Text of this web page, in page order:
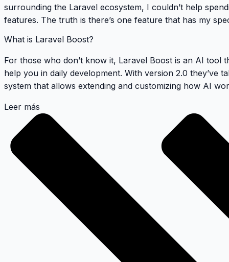
surrounding the Laravel ecosystem, I couldn’t help
features. The truth is there’s one feature that has my
What is Laravel Boost?
For those who don’t know it, Laravel Boost is an AI tool
help you in daily development. With version 2.0 they’ve
system that allows extending and customizing how AI
Leer más